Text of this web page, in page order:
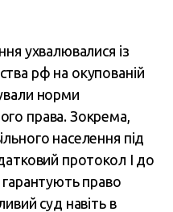
ухвалювалися із
рф на окупованій
норми
права. Зокрема,
населення під
протокол І до
гарантують право
суд навіть в